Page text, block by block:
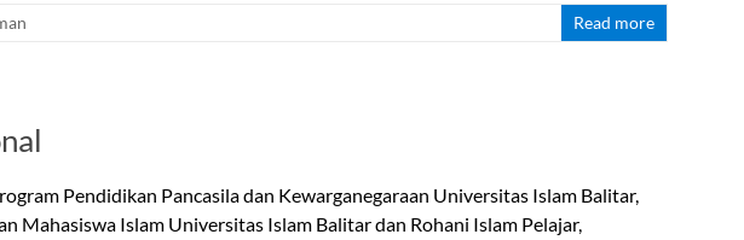
Read more
Pendidikan Pancasila dan Kewarganegaraan Universitas Islam Balitar,
Mahasiswa Islam Universitas Islam Balitar dan Rohani Islam Pelajar,